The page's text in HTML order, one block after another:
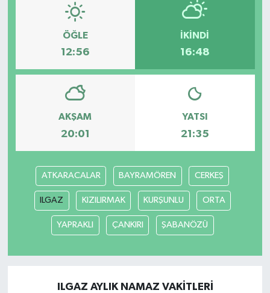
ÖĞLE
12:56
İKINDI
16:48
AKŞAM
20:01
YATSI
21:35
ATKARACALAR BAYRAMÖREN CERKEŞ
ILGAZ KIZILIRMAK KURŞUNLU ORTA
YAPRAKLI ÇANKIRI ŞABANÖZÜ
ILGAZ AYLIK NAMAZ VAKITLERI
Sürmanşet
Teknoloji